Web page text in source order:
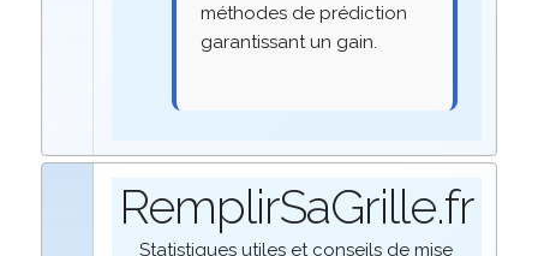
méthodes de prédiction
garantissant un gain.
RemplirSaGrille.fr
Statistiques utiles et conseils de mise